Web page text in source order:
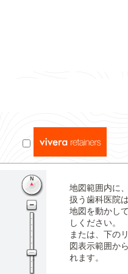
地図範囲内に
扱う歯科医院
地図を動かし
しください。
または、下の
図表示範囲か
れます。